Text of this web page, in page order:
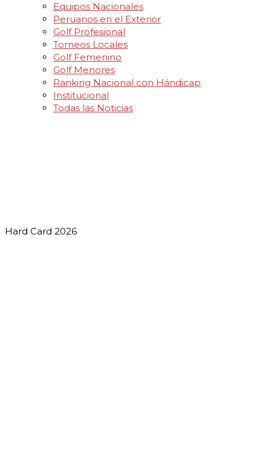
Equipos Nacionales
Peruanos en el Exterior
Golf Profesional
Torneos Locales
Golf Femenino
Golf Menores
Ranking Nacional con Hándicap
Institucional
Todas las Noticias
Hard Card 2026